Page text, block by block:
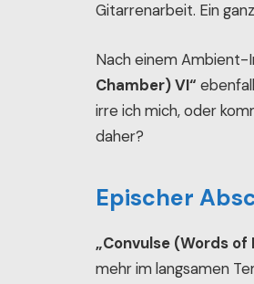
Gitarrenarbeit. Ein
Nach einem Ambient-
Chamber) VI“
irre ich mich, oder
daher?
Epischer
„Convulse (Words of
mehr im langsamen